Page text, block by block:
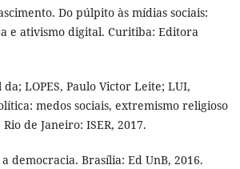
Do púlpito às mídias sociais:
e ativismo digital. Curitiba: Editora
LOPES, Paulo Victor Leite; LUI,
medos sociais, extremismo religioso
de Janeiro: ISER, 2017.
democracia. Brasília: Ed UnB, 2016.